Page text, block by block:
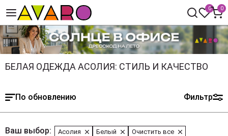
0 0
БЕЛАЯ ОДЕЖДА АСОЛИЯ: СТИЛЬ И КАЧЕСТВО
По обновлению Фильтр
Ваш выбор: Асолия Белый Очистить все